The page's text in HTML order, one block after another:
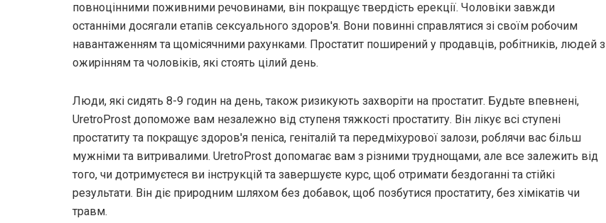
повноцінними поживними речовинами, він покращує твердість ерекції. Чоловіки завжди
останніми досягали етапів сексуального здоров'я. Вони повинні справлятися зі своїм робочим
навантаженням та щомісячними рахунками. Простатит поширений у продавців, робітників, людей з
ожирінням та чоловіків, які стоять цілий день.
Люди, які сидять 8-9 годин на день, також ризикують захворіти на простатит. Будьте впевнені,
UretroProst допоможе вам незалежно від ступеня тяжкості простатиту. Він лікує всі ступені
простатиту та покращує здоров'я пеніса, геніталій та передміхурової залози, роблячи вас більш
мужніми та витривалими. UretroProst допомагає вам з різними труднощами, але все залежить від
того, чи дотримуєтеся ви інструкцій та завершуєте курс, щоб отримати бездоганні та стійкі
результати. Він діє природним шляхом без добавок, щоб позбутися простатиту, без хімікатів чи
травм.